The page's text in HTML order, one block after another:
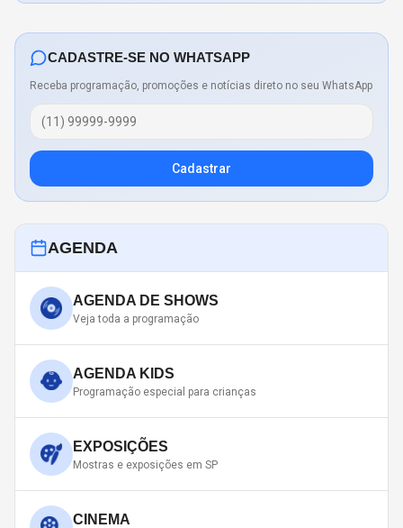
CADASTRE-SE NO WHATSAPP
Receba programação, promoções e notícias direto no seu WhatsApp
Cadastrar
AGENDA
AGENDA DE SHOWS
Veja toda a programação
AGENDA KIDS
Programação especial para crianças
EXPOSIÇÕES
Mostras e exposições em SP
CINEMA